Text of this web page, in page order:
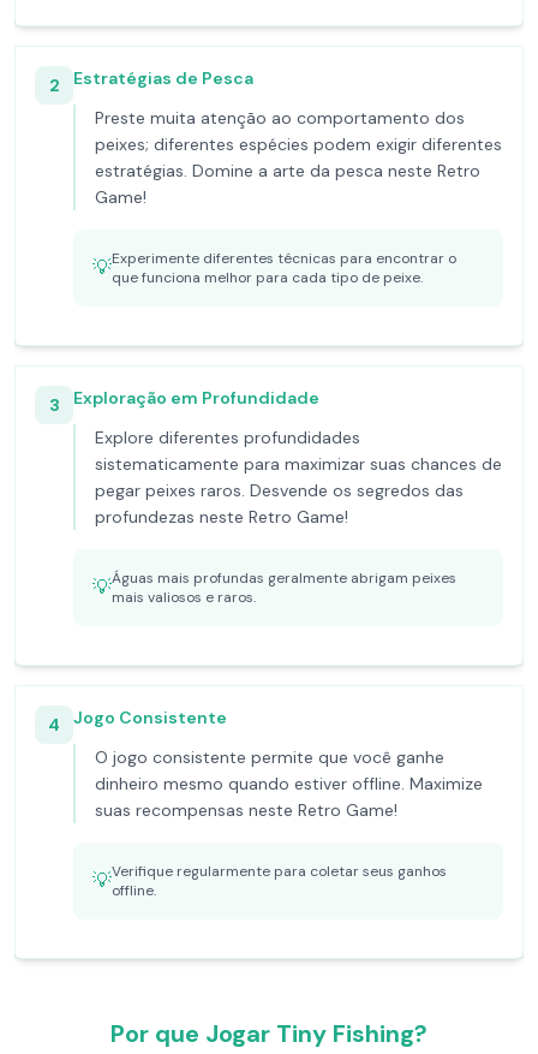
2
Estratégias de Pesca
Preste muita atenção ao comportamento dos
peixes; diferentes espécies podem exigir diferentes
estratégias. Domine a arte da pesca neste Retro
Game!
💡Experimente diferentes técnicas para encontrar o
que funciona melhor para cada tipo de peixe.
3
Exploração em Profundidade
Explore diferentes profundidades
sistematicamente para maximizar suas chances de
pegar peixes raros. Desvende os segredos das
profundezas neste Retro Game!
💡Águas mais profundas geralmente abrigam peixes
mais valiosos e raros.
4
Jogo Consistente
O jogo consistente permite que você ganhe
dinheiro mesmo quando estiver offline. Maximize
suas recompensas neste Retro Game!
💡Verifique regularmente para coletar seus ganhos
offline.
Por que Jogar Tiny Fishing?